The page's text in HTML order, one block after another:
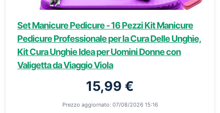
Set Manicure Pedicure - 16 Pezzi Kit Manicure
Pedicure Professionale per la Cura Delle Unghie,
Kit Cura Unghie Idea per Uomini Donne con
Valigetta da Viaggio Viola
15,99 €
Prezzo aggiornato: 07/08/2026 15:16